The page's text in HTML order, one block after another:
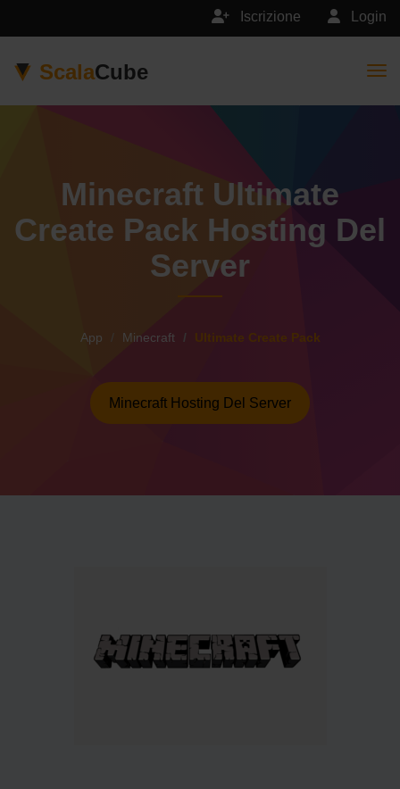
Login
Iscrizione
ScalaCube
Minecraft Ultimate
Create Pack Hosting Del
Server
App Minecraft Ultimate Create Pack
Minecraft Hosting Del Server